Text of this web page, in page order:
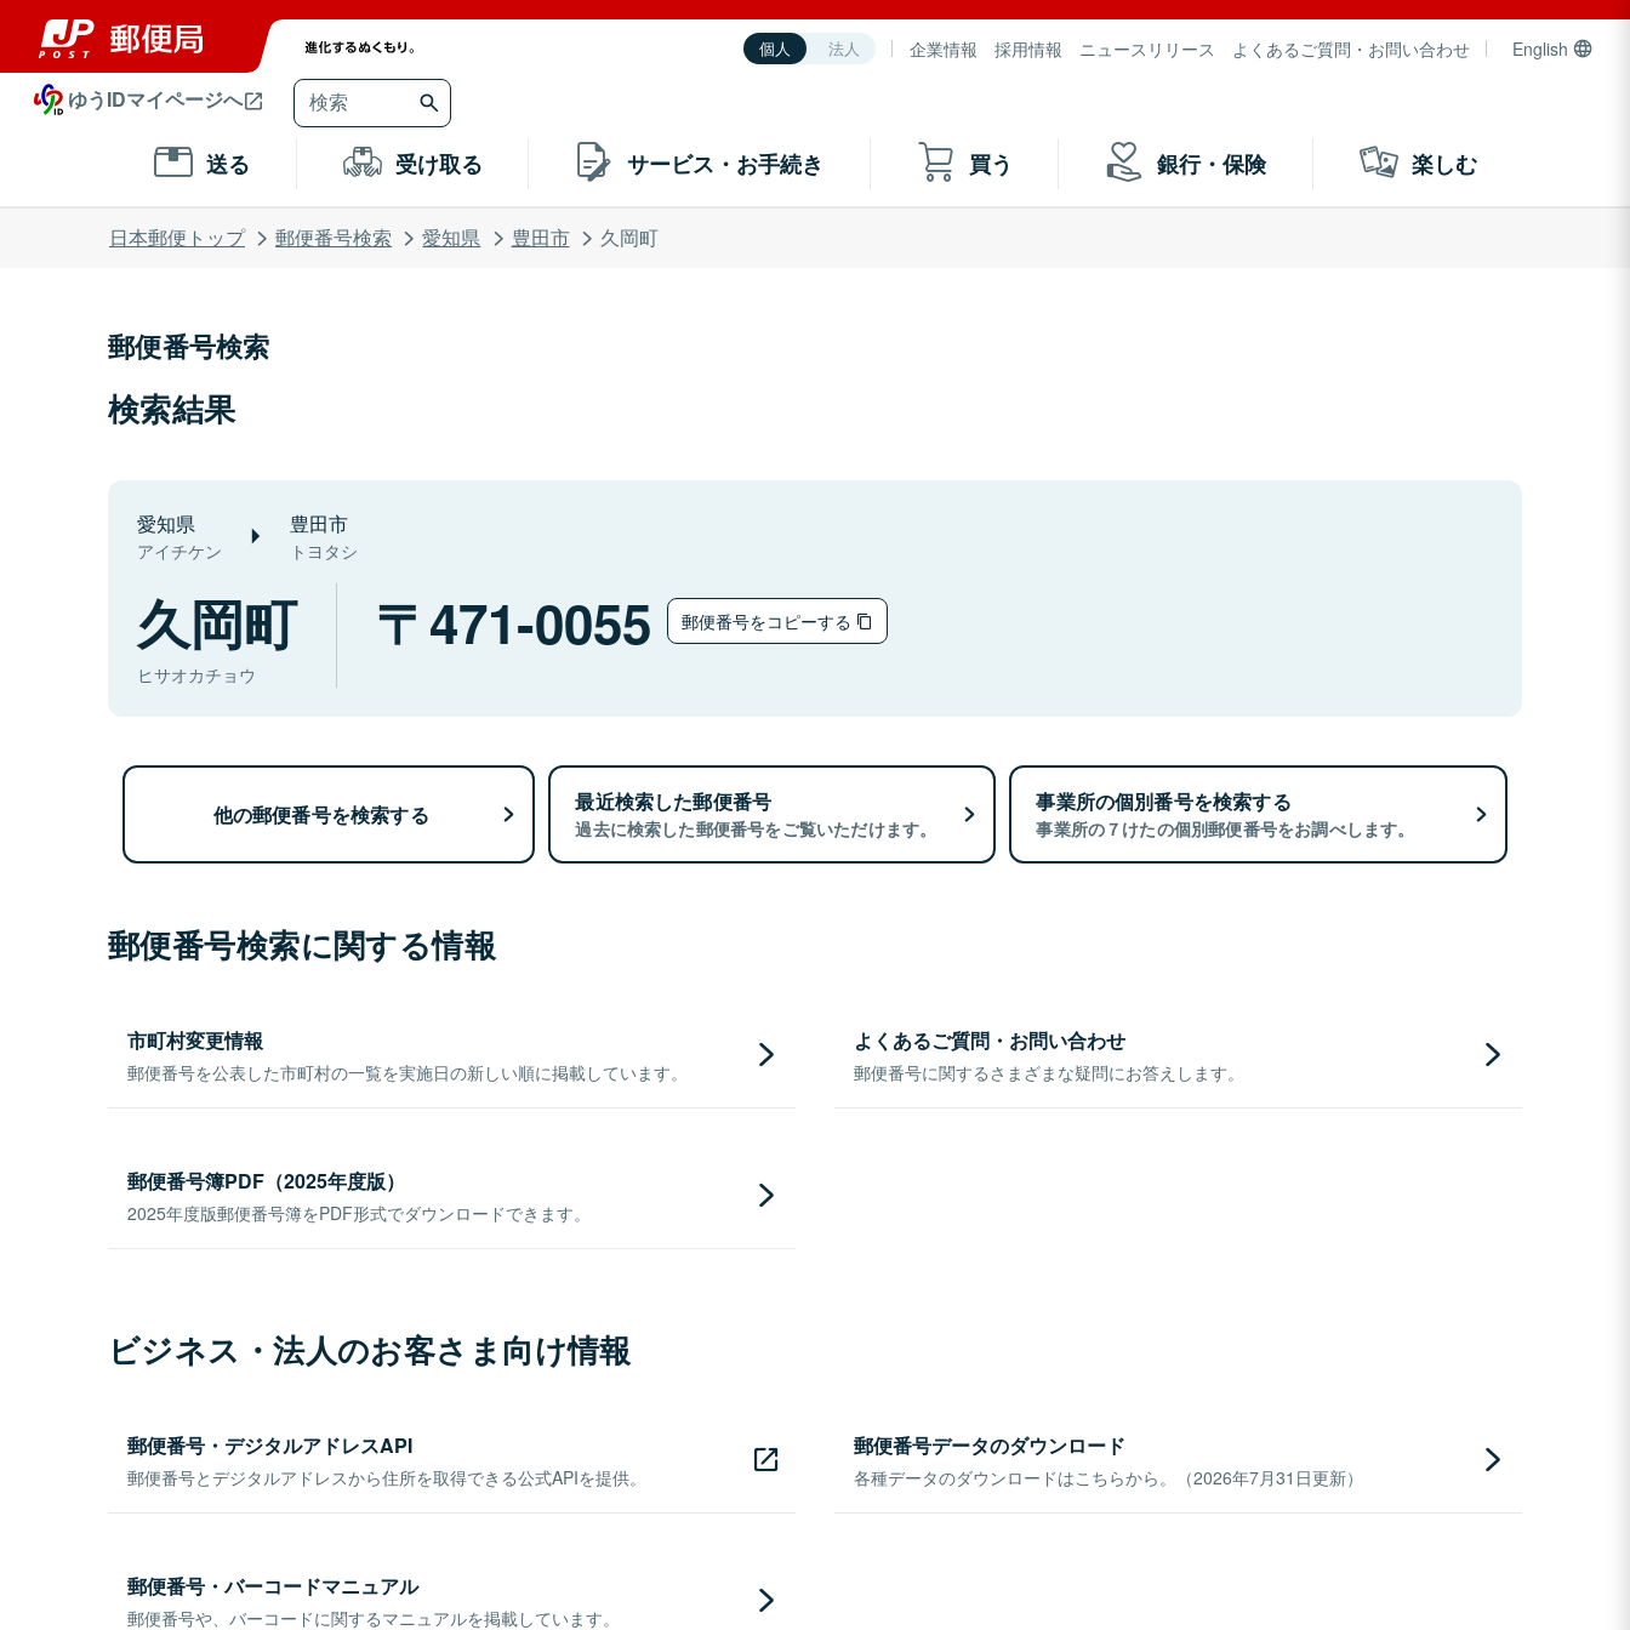
個人 法人 企業情報 採用情報 ニュースリリース よくあるご質問・お問い合わせ English
ゆうIDマイページへ
送る 受け取る サービス・お手続き 買う 銀行・保険 楽しむ
日本郵便トップ 郵便番号検索 愛知県 豊田市 久岡町
郵便番号検索
検索結果
愛知県
アイチケン
豊田市
トヨタシ
久岡町
ヒサオカチョウ
471-0055 郵便番号をコピーする
他の郵便番号を検索する 最近検索した郵便番号
過去に検索した郵便番号をご覧いただけます。
事業所の個別番号を検索する
事業所の７けたの個別郵便番号をお調べします。
郵便番号検索に関する情報
市町村変更情報
郵便番号を公表した市町村の一覧を実施日の新しい順に掲載しています。
よくあるご質問・お問い合わせ
郵便番号に関するさまざまな疑問にお答えします。
郵便番号簿PDF（2025年度版）
2025年度版郵便番号簿をPDF形式でダウンロードできます。
ビジネス・法人のお客さま向け情報
郵便番号・デジタルアドレスAPI
郵便番号とデジタルアドレスから住所を取得できる公式APIを提供。
郵便番号データのダウンロード
各種データのダウンロードはこちらから。（2026年7月31日更新）
郵便番号・バーコードマニュアル
郵便番号や、バーコードに関するマニュアルを掲載しています。